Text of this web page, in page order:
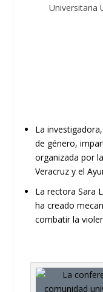
Universitaria
La
de género,
organizada por
Veracruz y el
La rectora Sara
ha creado
combatir la